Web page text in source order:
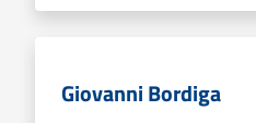
Giovanni Bordiga